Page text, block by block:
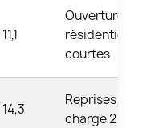
11,1
Ouvertures
résidentielles
courtes
14,3
Reprises de
charge 2 à 3 m